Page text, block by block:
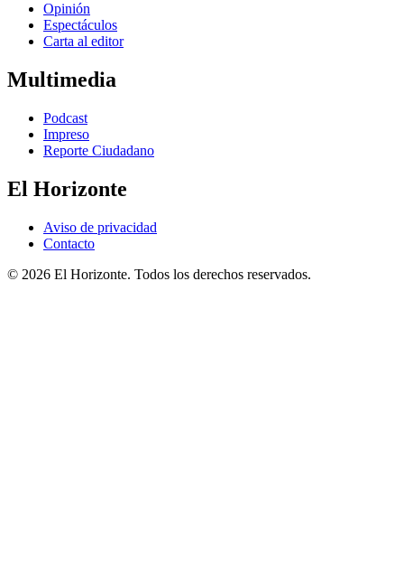
Opinión
Espectáculos
Carta al editor
Multimedia
Podcast
Impreso
Reporte Ciudadano
El Horizonte
Aviso de privacidad
Contacto
© 2026 El Horizonte. Todos los derechos reservados.